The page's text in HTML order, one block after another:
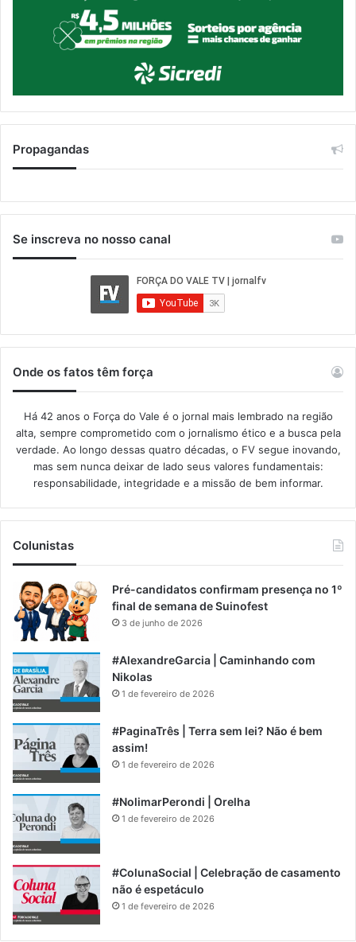
Propagandas
Se inscreva no nosso canal
Onde os fatos têm força
Há 42 anos o Força do Vale é o jornal mais lembrado na região
alta, sempre comprometido com o jornalismo ético e a busca pela
verdade. Ao longo dessas quatro décadas, o FV segue inovando,
mas sem nunca deixar de lado seus valores fundamentais:
responsabilidade, integridade e a missão de bem informar.​
Colunistas
Pré-candidatos confirmam presença no 1º
final de semana de Suinofest
3 de junho de 2026
#AlexandreGarcia | Caminhando com
Nikolas
1 de fevereiro de 2026
#PaginaTrês | Terra sem lei? Não é bem
assim!
1 de fevereiro de 2026
#NolimarPerondi | Orelha
1 de fevereiro de 2026
#ColunaSocial | Celebração de casamento
não é espetáculo
1 de fevereiro de 2026